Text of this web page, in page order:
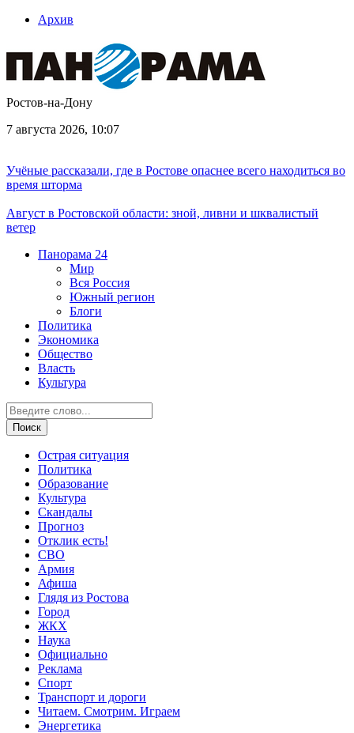
Архив
Ростов-на-Дону
7 августа 2026, 10:07
Учёные рассказали, где в Ростове опаснее всего находиться во
время шторма
Август в Ростовской области: зной, ливни и шквалистый
ветер
Панорама 24
Мир
Вся Россия
Южный регион
Блоги
Политика
Экономика
Общество
Власть
Культура
Острая ситуация
Политика
Образование
Культура
Скандалы
Прогноз
Отклик есть!
СВО
Армия
Афиша
Глядя из Ростова
Город
ЖКХ
Наука
Официально
Реклама
Спорт
Транспорт и дороги
Читаем. Смотрим. Играем
Энергетика